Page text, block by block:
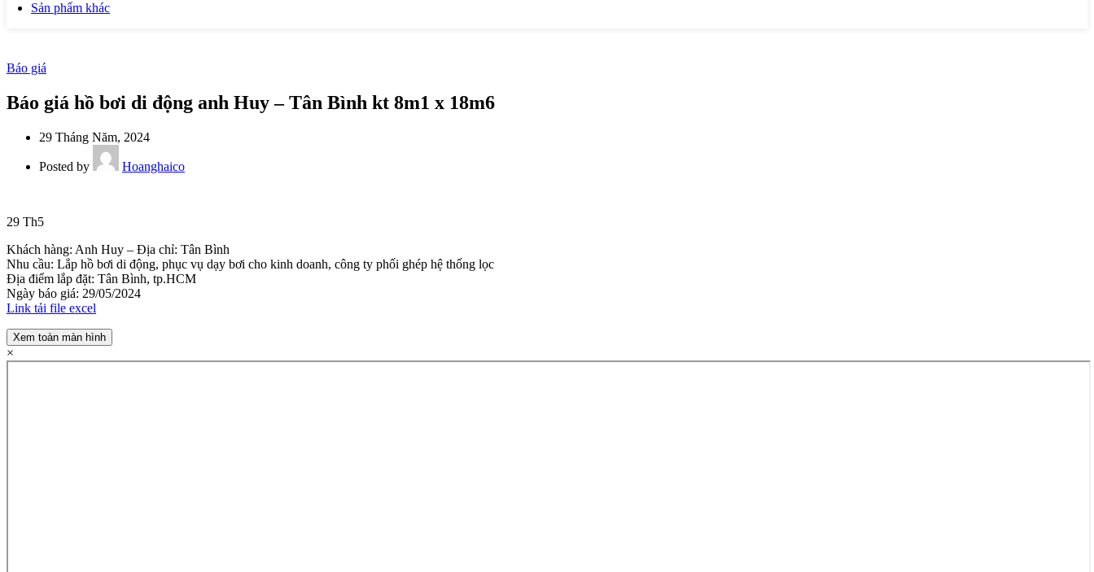
Sản phẩm khác
Báo giá
Báo giá hồ bơi di động anh Huy – Tân Bình kt 8m1 x 18m6
29 Tháng Năm, 2024
Posted by Hoanghaico
29 Th5
Khách hàng: Anh Huy – Địa chỉ: Tân Bình
Nhu cầu: Lắp hồ bơi di động, phục vụ dạy bơi cho kinh doanh, công ty phối ghép hệ thống lọc
Địa điểm lắp đặt: Tân Bình, tp.HCM
Ngày báo giá: 29/05/2024
Link tải file excel
Xem toàn màn hình
×